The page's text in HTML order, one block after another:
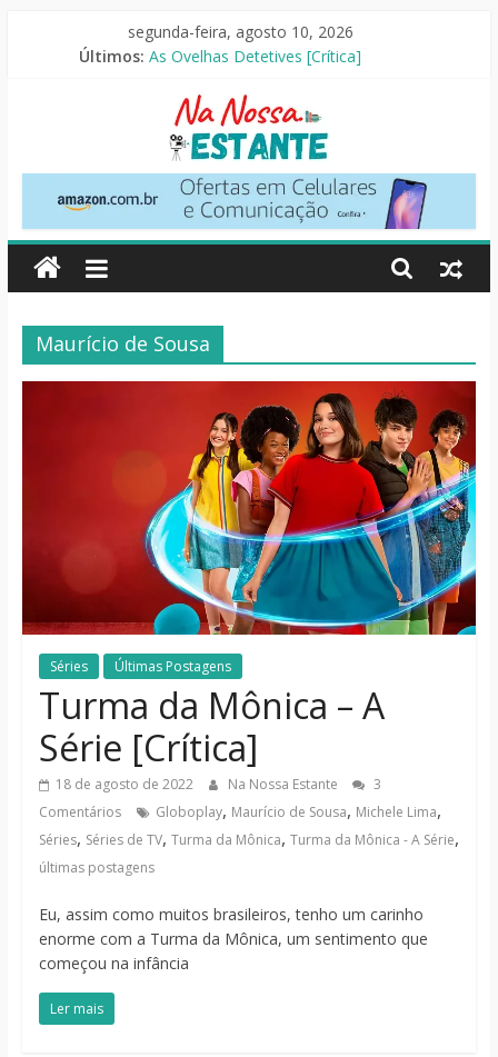
segunda-feira, agosto 10, 2026
Últimos:
O Pistoleiro [Resenha Literária]
As Ovelhas Detetives [Crítica]
Slow Horses – 3ª Temporada [Crítica]
Seus Amigos e Vizinhos [Crítica]
Na
Nossa
Estante
Críticas
de
Maurício de Sousa
Séries Últimas Postagens
Turma da Mônica – A
Série [Crítica]
18 de agosto de 2022 Na Nossa Estante
3
Comentários
Globoplay, Maurício de Sousa, Michele Lima,
Séries, Séries de TV, Turma da Mônica, Turma da Mônica - A Série,
últimas postagens
Eu, assim como muitos brasileiros, tenho um carinho
enorme com a Turma da Mônica, um sentimento que
começou na infância
Ler mais